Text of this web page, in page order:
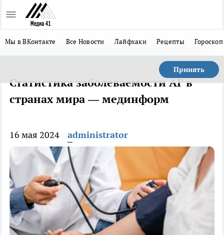
Мы в ВКонтакте Все Новости Лайфхаки Рецепты Гороскоп
Принять
Статистика заболеваемости АГ в
странах мира — мединформ
16 мая 2024 administrator